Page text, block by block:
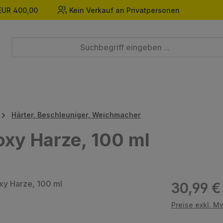
400,00 Kein Verkauf an Privatpersonen
Härter, Beschleuniger, Weichmacher
Harze, 100 ml
Regulärer
30,99 €
Preise exkl.